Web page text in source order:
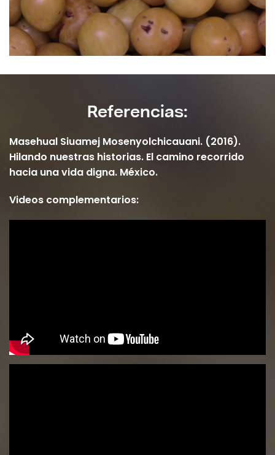
Referencias:
Masehual Siuamej Mosenyolchicauani. (2016).
Hilando nuestras historias. El camino recorrido
hacia una vida digna. México.
Videos complementarios: